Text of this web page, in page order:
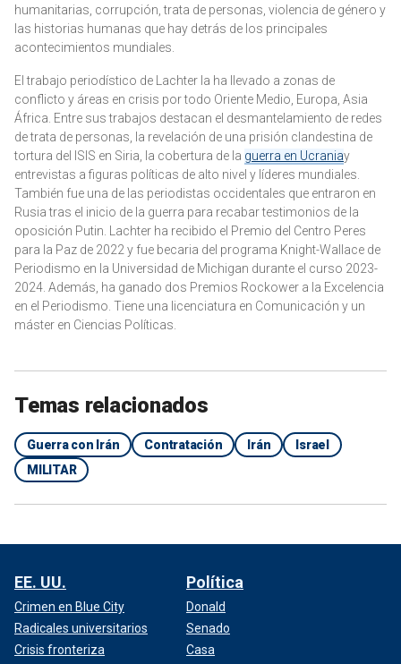
humanitarias, corrupción, trata de personas, violencia de género y
las historias humanas que hay detrás de los principales
acontecimientos mundiales.
El trabajo periodístico de Lachter la ha llevado a zonas de
conflicto y áreas en crisis por todo Oriente Medio, Europa, Asia
África. Entre sus trabajos destacan el desmantelamiento de redes
de trata de personas, la revelación de una prisión clandestina de
tortura del ISIS en Siria, la cobertura de la guerra en Ucraniay
entrevistas a figuras políticas de alto nivel y líderes mundiales.
También fue una de las periodistas occidentales que entraron en
Rusia tras el inicio de la guerra para recabar testimonios de la
oposición Putin. Lachter ha recibido el Premio del Centro Peres
para la Paz de 2022 y fue becaria del programa Knight-Wallace de
Periodismo en la Universidad de Michigan durante el curso 2023-
2024. Además, ha ganado dos Premios Rockower a la Excelencia
en el Periodismo. Tiene una licenciatura en Comunicación y un
máster en Ciencias Políticas.
Temas relacionados
Guerra con Irán Contratación Irán
Israel
MILITAR
EE. UU.
Crimen en Blue City
Radicales universitarios
Crisis fronteriza
Política
Donald
Senado
Casa